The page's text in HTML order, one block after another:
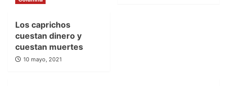
Los caprichos
cuestan dinero y
cuestan muertes
10 mayo, 2021